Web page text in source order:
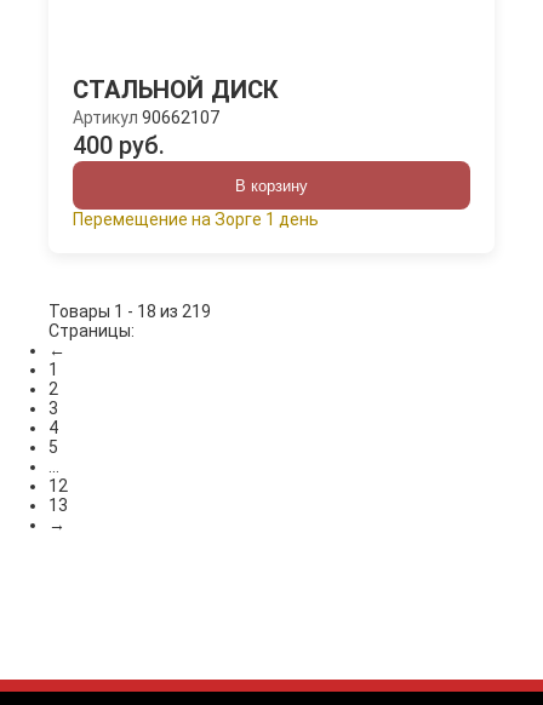
СТАЛЬНОЙ ДИСК
Артикул 90662107
400 руб.
В корзину
Перемещение на Зорге 1 день
Товары 1 - 18 из 219
Страницы:
←
1
2
3
4
5
...
12
13
→